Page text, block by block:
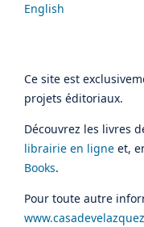
English
Ce site est
projets éditoriaux.
Découvrez les livres
librairie en ligne et,
Books.
Pour toute autre